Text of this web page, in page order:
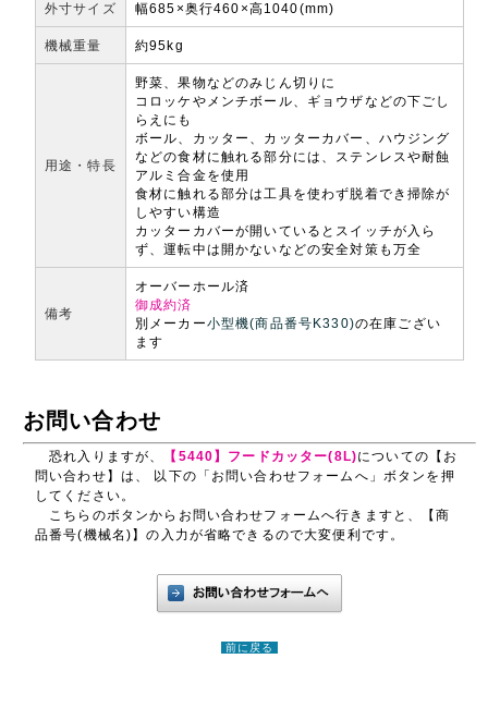
外寸サイズ 幅685×奥行460×高1040(mm)
機械重量 約95kg
用途・特長
野菜、果物などのみじん切りに
コロッケやメンチボール、ギョウザなどの下ごし
らえにも
ボール、カッター、カッターカバー、ハウジング
などの食材に触れる部分には、ステンレスや耐蝕
アルミ合金を使用
食材に触れる部分は工具を使わず脱着でき掃除が
しやすい構造
カッターカバーが開いているとスイッチが入ら
ず、運転中は開かないなどの安全対策も万全
備考
オーバーホール済
御成約済
別メーカー小型機(商品番号K330)の在庫ござい
ます
お問い合わせ
恐れ入りますが、 【5440】フードカッター(8L)についての【お
問い合わせ】は、 以下の「お問い合わせフォームへ」ボタンを押
してください。
こちらのボタンからお問い合わせフォームへ行きますと、【商
品番号(機械名)】の入力が省略できるので大変便利です。
前に戻る